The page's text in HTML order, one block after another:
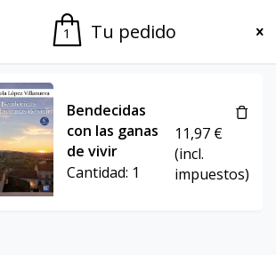
por la paciencia.
El Grupo
1 Tu pedido
Bendecidas
con las ganas
de vivir
Cantidad: 1
11,97 €
(incl.
impuestos)